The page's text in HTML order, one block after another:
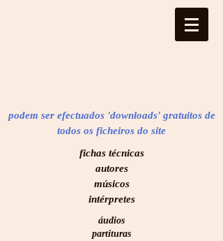
podem ser efectuados 'downloads' gratuitos de
todos os ficheiros do site
​fichas técnicas
autores
músicos
intérpretes
áudios
partituras